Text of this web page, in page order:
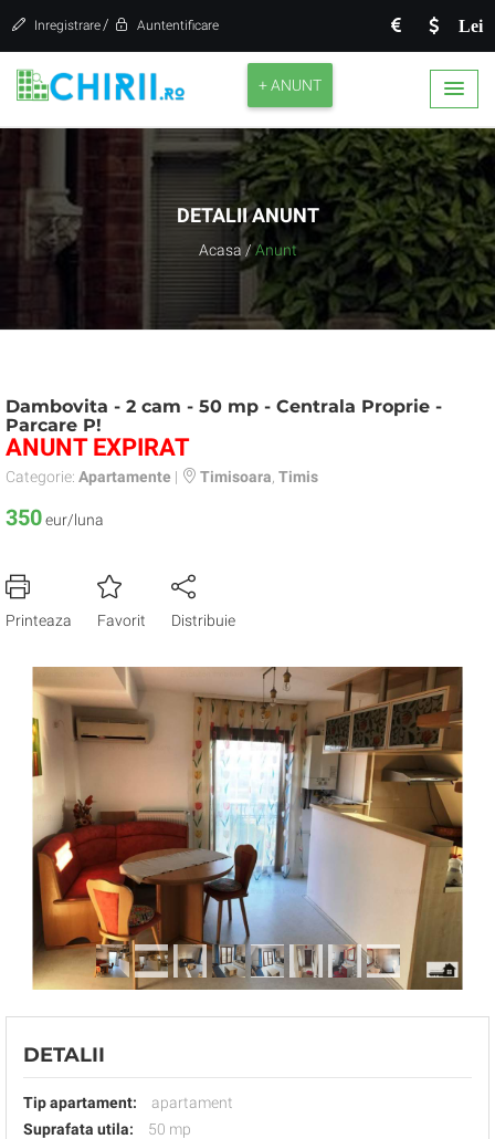
Lei
Inregistrare / Auntentificare
+ ANUNT
DETALII ANUNT
Acasa / Anunt
Dambovita - 2 cam - 50 mp - Centrala Proprie -
Parcare P!
ANUNT EXPIRAT
Categorie: Apartamente | Timisoara Timis
350eur/luna
Printeaza Favorit Distribuie
DETALII
Tip apartament:
apartament
Suprafata utila:
50 mp